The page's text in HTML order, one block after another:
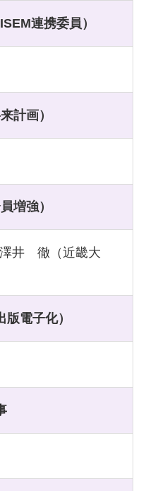
連携委員）
計画）
増強）
井 徹（近畿大
電子化）